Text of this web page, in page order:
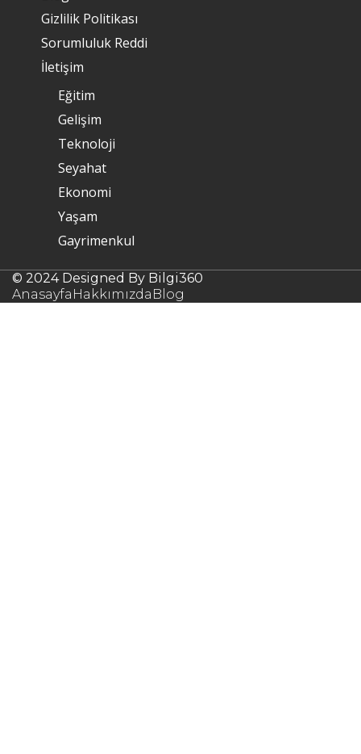
Gizlilik Politikası
Sorumluluk Reddi
İletişim
Eğitim
Gelişim
Teknoloji
Seyahat
Ekonomi
Yaşam
Gayrimenkul
© 2024 Designed By Bilgi360
Anasayfa Hakkımızda Blog